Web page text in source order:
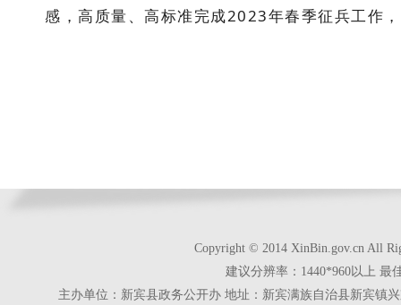
感，高质量、高标准完成2023年春季征兵工作
Copyright © 2014 XinBin.gov.cn All
建议分辨率：1440*960以上 最
主办单位：新宾县政务公开办 地址：新宾满族自治县新宾镇